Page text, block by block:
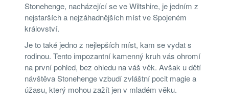
Stonehenge, nacházející se ve Wiltshire, je jedním z
nejstarších a nejzáhadnějších míst ve Spojeném
království.
Je to také jedno z nejlepších míst, kam se vydat s
rodinou. Tento impozantní kamenný kruh vás ohromí
na první pohled, bez ohledu na váš věk. Avšak u dětí
návštěva Stonehenge vzbudí zvláštní pocit magie a
úžasu, který mohou zažít jen v mladém věku.